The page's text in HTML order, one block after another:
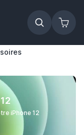
iPhone 12